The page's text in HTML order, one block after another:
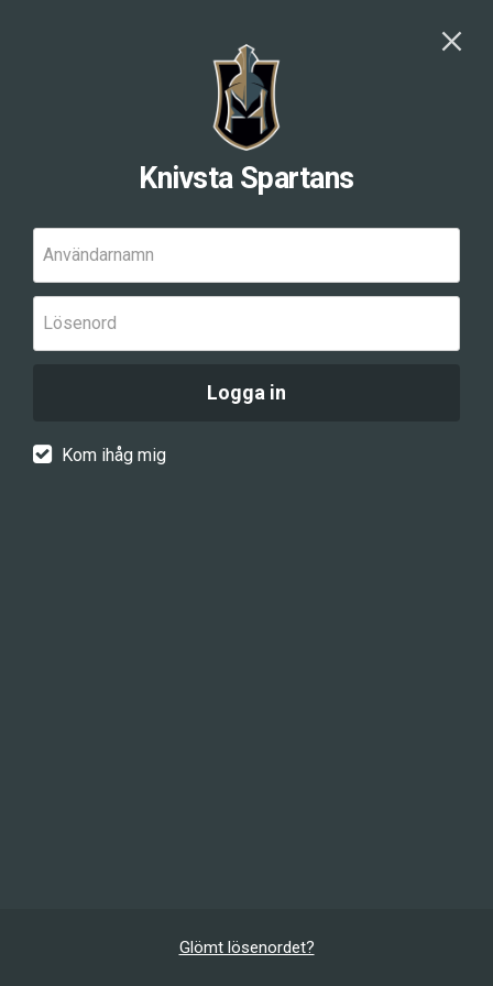
Knivsta Spartans
Användarnamn
Lösenord
Logga in
Kom ihåg mig
Glömt lösenordet?